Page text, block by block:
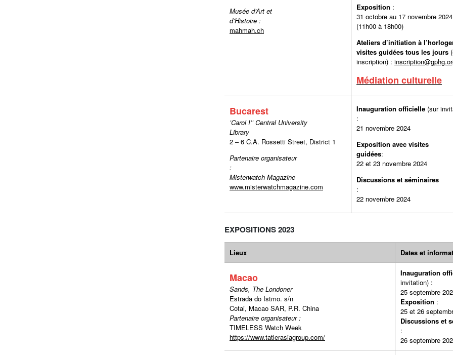
Musée d’Art et
d’Histoire :
mahmah.ch
Exposition :
31 octobre au 17 novembre 2024
(11h00 à 18h00)
Ateliers d’initiation à
visites guidées tous les jours
inscription) :
Médiation culturelle
Bucarest
’Carol I’’ Central University
Library
2 – 6 C.A. Rossetti Street, District 1
Partenaire organisateur
:
Misterwatch Magazine
www.misterwatchmagazine.com
Inauguration officielle (sur
:
21 novembre 2024
Exposition avec visites
guidées:
22 et 23 novembre 2024
Discussions et séminaires
:
22 novembre 2024
EXPOSITIONS 2023
Lieux Dates et
Macao
Sands, The Londoner
Estrada do Istmo. s/n
Cotai, Macao SAR, P.R. China
Partenaire organisateur :
TIMELESS Watch Week
https://www.tatlerasiagroup.com/
Inauguration
25 septembre
Exposition
25 et 26
Discussions et
26 septembre